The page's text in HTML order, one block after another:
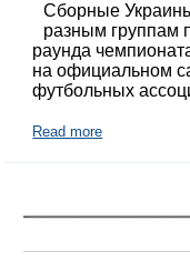
Сборные
разным группам
раунда
на официальном
футбольных
Read more